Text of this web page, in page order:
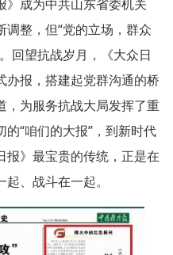
》成为中共山东省委机关
整，但“党的立场，群众
回望抗战岁月，《大众日
办报，搭建起党群沟通的桥
，为服务抗战大局发挥了重
“咱们的大报”，到新时代
报》最宝贵的传统，正是在
、战斗在一起。